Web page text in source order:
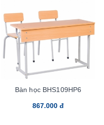
Bàn học BHS109HP6
867.000 đ